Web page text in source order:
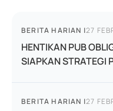
BERITA HARIAN |27
HENTIKAN PUB
SIAPKAN STRATEGI
BERITA HARIAN |27